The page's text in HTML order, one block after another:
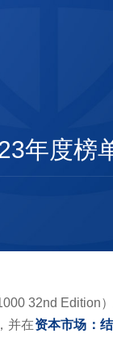
年度榜
32nd Edition
并在资本市场：